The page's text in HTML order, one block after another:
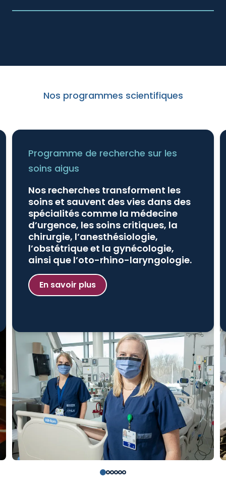
Nos programmes scientifiques
Programme de recherche sur les
soins aigus
Nos recherches transforment les
soins et sauvent des vies dans des
spécialités comme la médecine
d’urgence, les soins critiques, la
chirurgie, l’anesthésiologie,
l’obstétrique et la gynécologie,
ainsi que l’oto-rhino-laryngologie.
En savoir plus